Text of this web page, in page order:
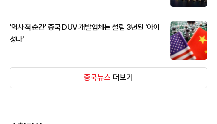
'역사적 순간' 중국 DUV 개발업체는 설립 3년된 '아이
성나'
중국뉴스 더보기